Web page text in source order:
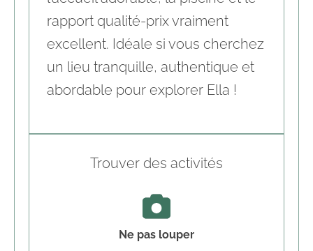
rapport qualité-prix vraiment
excellent. Idéale si vous cherchez
un lieu tranquille, authentique et
abordable pour explorer Ella !
Trouver des activités
Ne pas louper